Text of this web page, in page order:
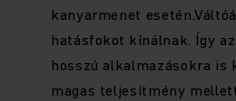
kanyarmenet
hatásfokot kínálnak. Így
hosszú alkalmazásokra is
magas teljesítmény